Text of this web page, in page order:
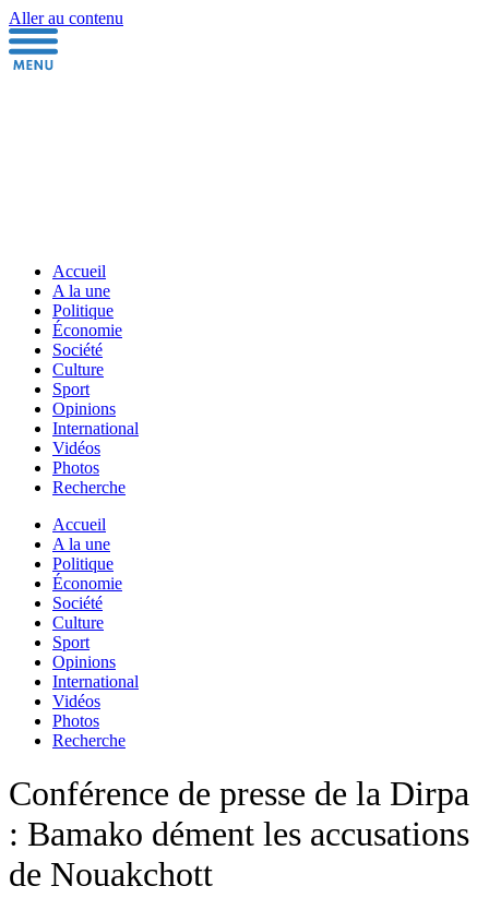
Aller au contenu
Accueil
A la une
Politique
Économie
Société
Culture
Sport
Opinions
International
Vidéos
Photos
Recherche
Accueil
A la une
Politique
Économie
Société
Culture
Sport
Opinions
International
Vidéos
Photos
Recherche
Conférence de presse de la Dirpa
: Bamako dément les accusations
de Nouakchott